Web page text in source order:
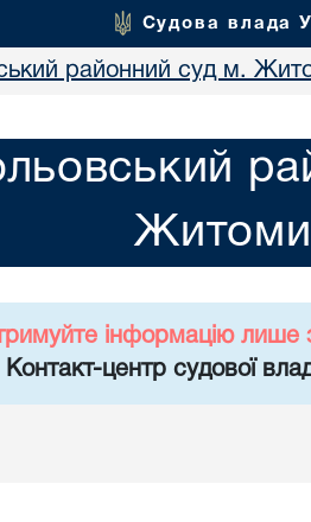
Судова влада
районний суд м.
інформацію лише
центр судової